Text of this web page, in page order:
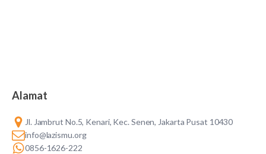
Alamat
Jl. Jambrut No.5, Kenari, Kec. Senen, Jakarta Pusat 10430
info@lazismu.org
0856-1626-222